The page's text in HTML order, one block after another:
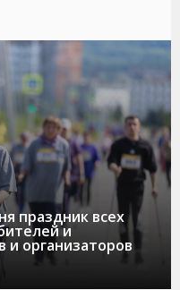
праздник всех
и
и организаторов